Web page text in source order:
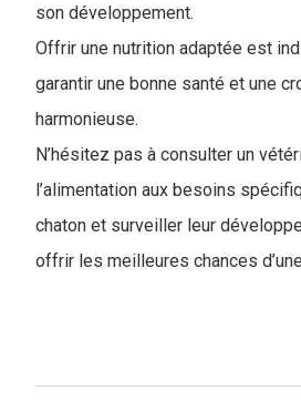
son développement.
Offrir une nutrition adaptée est
garantir une bonne santé et une
harmonieuse.
N’hésitez pas à consulter un
l’alimentation aux besoins
chaton et surveiller leur
offrir les meilleures chances